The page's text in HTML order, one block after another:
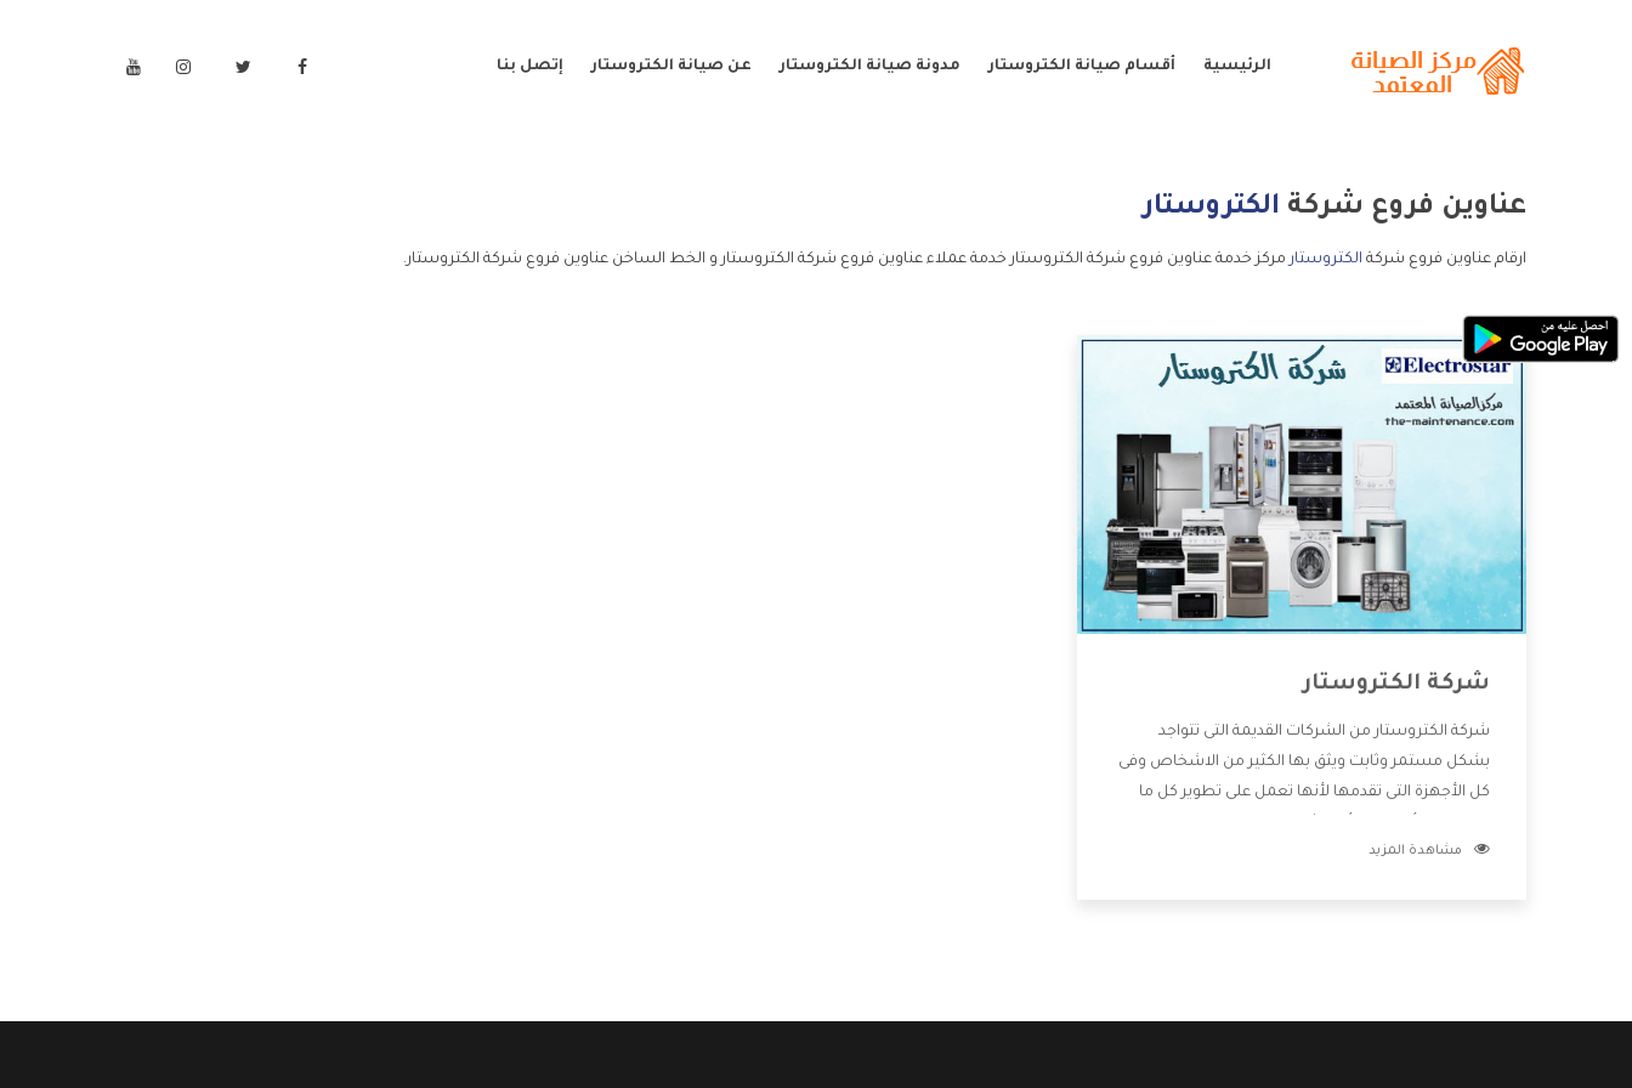
الرئيسية أقسام صيانة الكتروستار مدونة صيانة الكتروستار عن صيانة الكتروستار إتصل بنا
عناوين فروع شركة الكتروستار
ارقام عناوين فروع شركة الكتروستار مركز خدمة عناوين فروع شركة الكتروستار خدمة عملاء عناوين فروع شركة الكتروستار و الخط الساخن عناوين فروع شركة الكتروستار.
شركة الكتروستار
شركة الكتروستار من الشركات القديمة التى تتواجد
بشكل مستمر وثابت ويثق بها الكثير من الاشخاص وفى
كل الأجهزة التى تقدمها لأنها تعمل على تطوير كل ما
أفضل خدمات ما بعد البيع مع المنتجات وتقدم للعملاء
مشاهدة المزيد